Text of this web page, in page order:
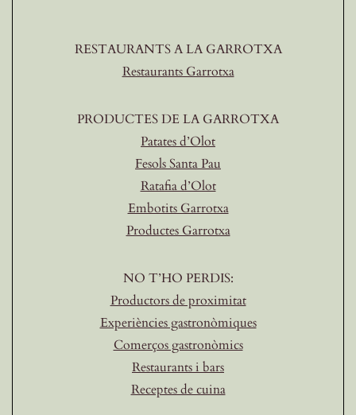
RESTAURANTS A LA GARROTXA
Restaurants Garrotxa
PRODUCTES DE LA GARROTXA
Patates d’Olot
Fesols Santa Pau
Ratafia d’Olot
Embotits Garrotxa
Productes Garrotxa
NO T’HO PERDIS:
Productors de proximitat
Experiències gastronòmiques
Comerços gastronòmics
Restaurants i bars
Receptes de cuina